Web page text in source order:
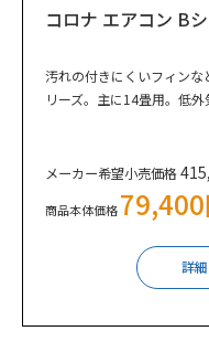
コロナ エアコン B
汚れの付きにくいフィン
リーズ。主に14畳用。低外
メーカー希望小売価格
商品本体価格
詳